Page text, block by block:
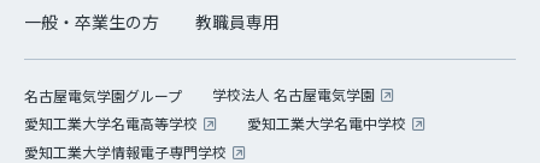
一般・卒業生の方
教職員専用
名古屋電気学園グループ
学校法人 名古屋電気学園
愛知工業大学名電高等学校
愛知工業大学名電中学校
愛知工業大学情報電子専門学校